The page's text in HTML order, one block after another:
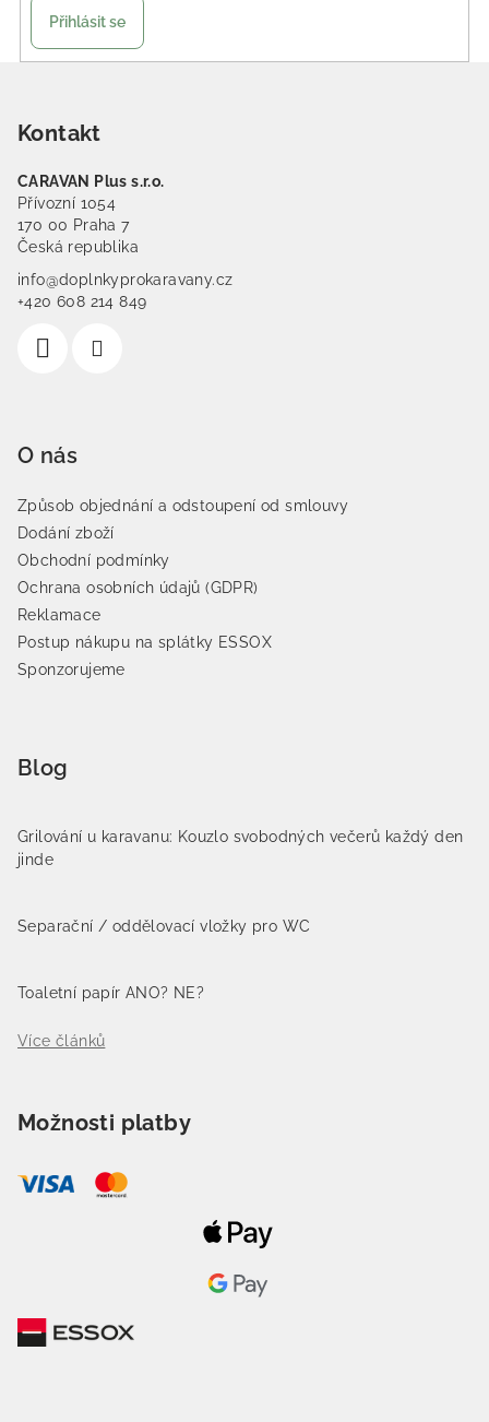
Přihlásit se
Kontakt
CARAVAN Plus s.r.o.
Přívozní 1054
170 00 Praha 7
Česká republika
info@doplnkyprokaravany.cz
+420 608 214 849
O nás
Způsob objednání a odstoupení od smlouvy
Dodání zboží
Obchodní podmínky
Ochrana osobních údajů (GDPR)
Reklamace
Postup nákupu na splátky ESSOX
Sponzorujeme
Blog
Grilování u karavanu: Kouzlo svobodných večerů každý den
jinde
Separační / oddělovací vložky pro WC
Toaletní papír ANO? NE?
Více článků
Možnosti platby